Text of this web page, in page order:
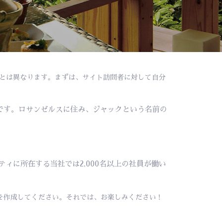
は異なります。まずは、サイト訪問者に対して自分
。ロサンゼルスに住み、ジャックという名前の
に所在する当社では2,000名以上の社員が働い
成してください。それでは、お楽しみください !